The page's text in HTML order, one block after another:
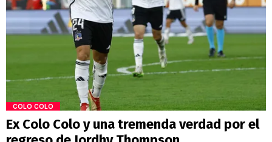
COLO COLO
Ex Colo Colo y una tremenda verdad por el